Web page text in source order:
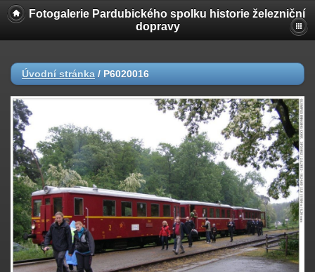
Fotogalerie Pardubického spolku historie železniční
dopravy
Úvodní stránka / P6020016